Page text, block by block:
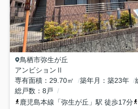
鳥栖市弥生が丘
アンビションⅡ
専有面積
29.70㎡ 築年月 築23年
総戸数
8戸
鹿児島本線 「弥生が丘 」駅 徒歩17分